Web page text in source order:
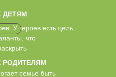
ДЕТЯМ
У героев есть цель,
что
семье быть